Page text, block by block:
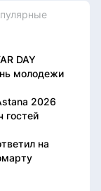
DAY
молодежи
2026
гостей
на